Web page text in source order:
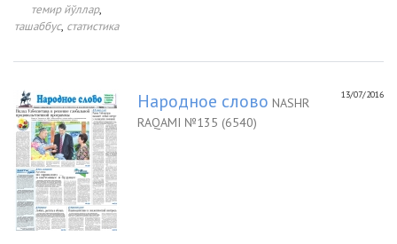
темир йўллар,
ташаббус, статистика
13/07/2016
Народное слово NASHR
RAQAMI №135 (6540)